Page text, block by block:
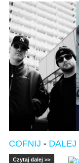
COFNIJ - DALEJ
Czytaj dalej >>